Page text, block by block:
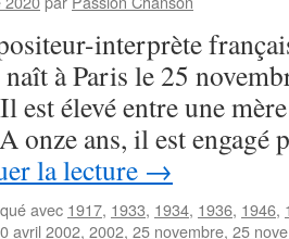
interprète
à Paris le 25
est élevé entre une
onze ans, il est engagé
la lecture →
avec 1917, 1933, 1934, 1936, 1946,
avril 2002, 2002, 25 novembre, 25